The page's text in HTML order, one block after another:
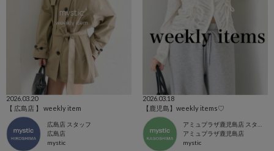
2026.03.20
【 広島店 】 weekly item
広島店 スタッフ
広島店
mystic
2026.03.18
【鹿児島】weekly items♡
アミュプラザ鹿児島店 スタッフ
アミュプラザ鹿児島店
mystic